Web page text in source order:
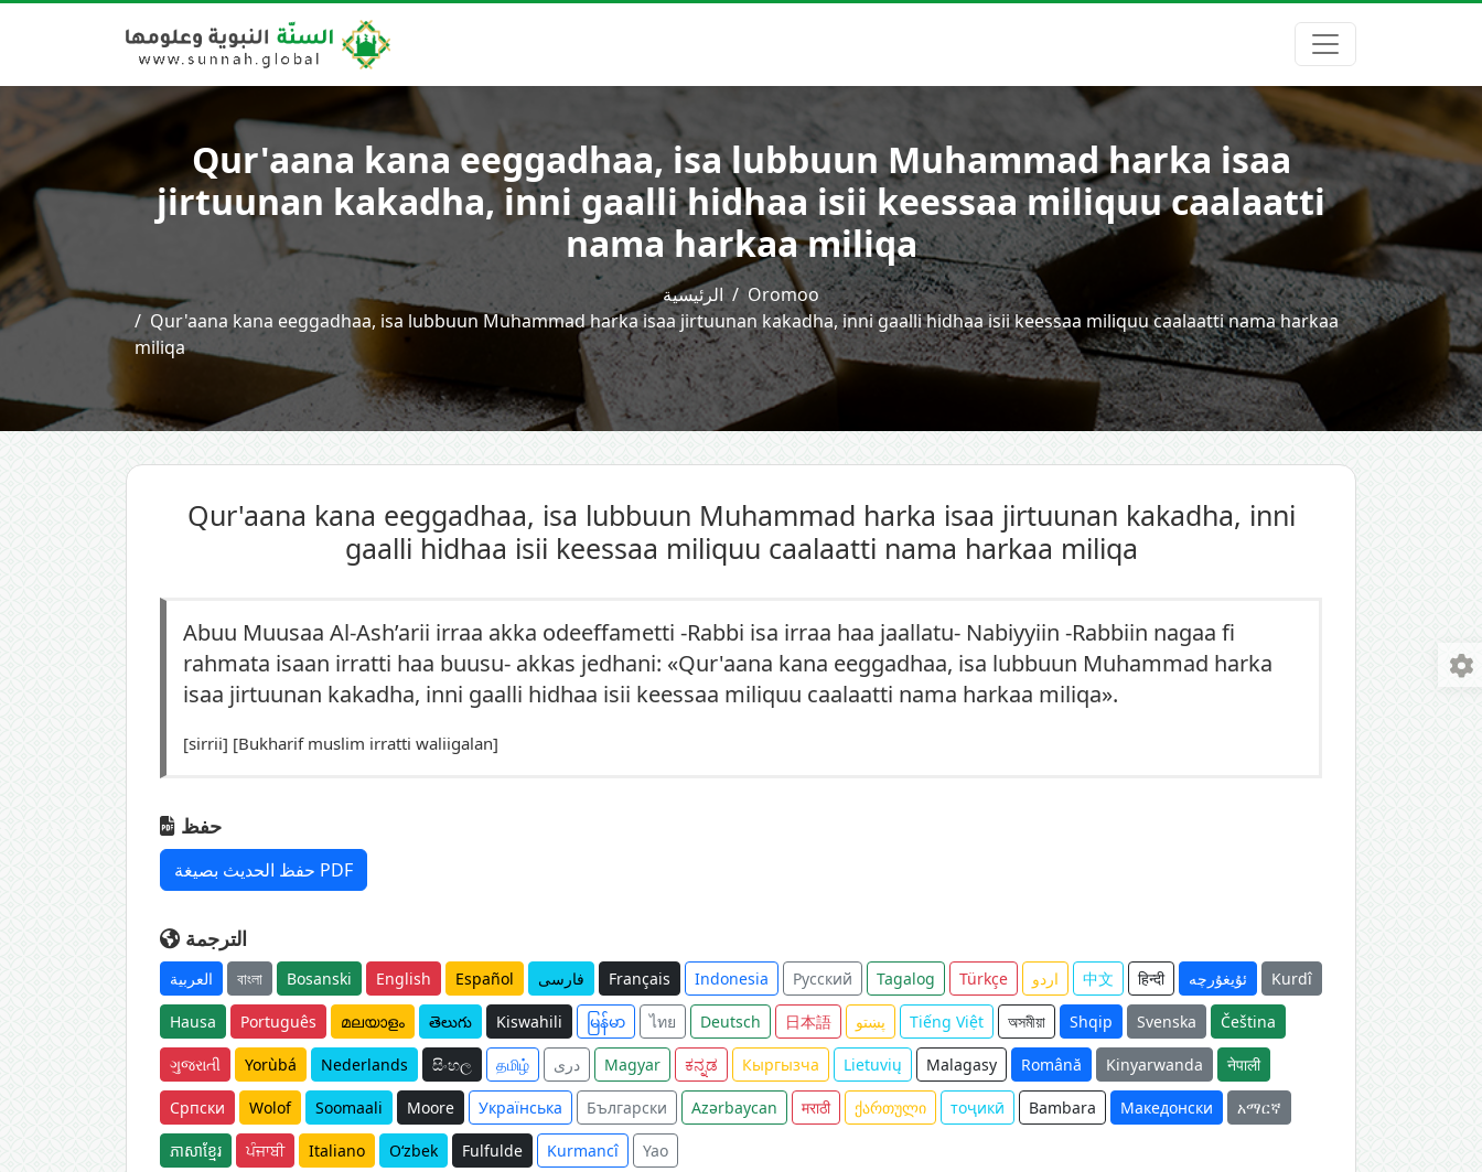
Qur'aana kana eeggadhaa, isa lubbuun Muhammad harka isaa
jirtuunan kakadha, inni gaalli hidhaa isii keessaa miliquu caalaatti
nama harkaa miliqa
الرئيسية
Oromoo
Qur'aana kana eeggadhaa, isa lubbuun Muhammad harka isaa jirtuunan kakadha, inni gaalli hidhaa isii keessaa miliquu caalaatti nama harkaa
miliqa
Qur'aana kana eeggadhaa, isa lubbuun Muhammad harka isaa jirtuunan kakadha, inni
gaalli hidhaa isii keessaa miliquu caalaatti nama harkaa miliqa
Abuu Muusaa Al-Ash’arii irraa akka odeeffametti -Rabbi isa irraa haa jaallatu- Nabiyyiin -Rabbiin nagaa fi
rahmata isaan irratti haa buusu- akkas jedhani: «Qur'aana kana eeggadhaa, isa lubbuun Muhammad harka
isaa jirtuunan kakadha, inni gaalli hidhaa isii keessaa miliquu caalaatti nama harkaa miliqa».
[sirrii] [Bukharif muslim irratti waliigalan]
حفظ
حفظ الحديث بصيغة PDF
الترجمة
العربية বাংলা Bosanski English Español فارسی Français Indonesia Русский Tagalog Türkçe اردو 中文 हिन्दी ئۇيغۇرچە Kurdî
Hausa Português മലയാളം తెలుగు Kiswahili မြန်မာ ไทย Deutsch 日本語 پښتو Tiếng Việt অসমীয়া Shqip Svenska Čeština
ગુજરાતી Yorùbá Nederlands සිංහල தமிழ் دری Magyar ಕನ್ನಡ Кыргызча Lietuvių Malagasy Română Kinyarwanda नेपाली
Српски Wolof Soomaali Moore Українська Български Azərbaycan मराठी ქართული тоҷикӣ Bambara Македонски አማርኛ
ភាសាខ្មែរ ਪੰਜਾਬੀ Italiano O‘zbek Fulfulde Kurmancî Yao